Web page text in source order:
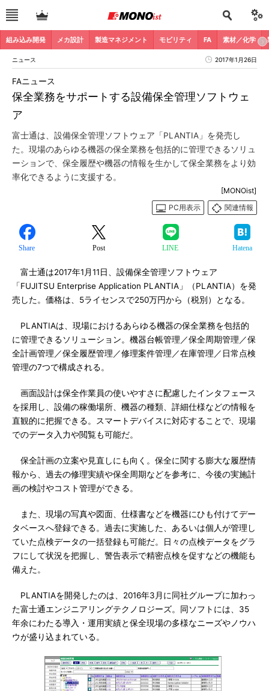
組み込み開発 メカ設計 製造マネジメント モビリティ FA 素材／化学
ニュース 2017年1月26日
保全業務をサポートする設備保全管理ソフトウェ
ア
FAニュース
富士通は、設備保全管理ソフトウェア「PLANTIA」を発売し
た。現場のあらゆる機器の保全業務を包括的に管理できるソリュ
ーションで、保全履歴や機器の情報を生かして保全業務をより効
率化できるように支援する。
[MONOist]
PC用表示
関連情報
Share Post LINE Hatena
富士通は2017年1月11日、設備保全管理ソフトウェア
「FUJITSU Enterprise Application PLANTIA」（PLANTIA）を発
売した。価格は、5ライセンスで250万円から（税別）となる。
PLANTIAは、現場におけるあらゆる機器の保全業務を包括的
に管理できるソリューション。機器台帳管理／保全周期管理／保
全計画管理／保全履歴管理／修理案件管理／在庫管理／日常点検
管理の7つで構成される。
画面設計は保全作業員の使いやすさに配慮したインタフェース
を採用し、設備の稼働場所、機器の種類、詳細仕様などの情報を
直観的に把握できる。スマートデバイスに対応することで、現場
でのデータ入力や閲覧も可能だ。
保全計画の立案や見直しにも向く。保全に関する膨大な履歴情
報から、過去の修理実績や保全周期などを参考に、今後の実施計
画の検討やコスト管理ができる。
また、現場の写真や図面、仕様書などを機器にひも付けてデー
タベースへ登録できる。過去に実施した、あるいは個人が管理し
ていた点検データの一括登録も可能だ。日々の点検データをグラ
フにして状況を把握し、警告表示で精密点検を促すなどの機能も
備えた。
PLANTIAを開発したのは、2016年3月に同社グループに加わっ
た富士通エンジニアリングテクノロジーズ。同ソフトには、35
年余にわたる導入・運用実績と保全現場の多様なニーズやノウハ
ウが盛り込まれている。